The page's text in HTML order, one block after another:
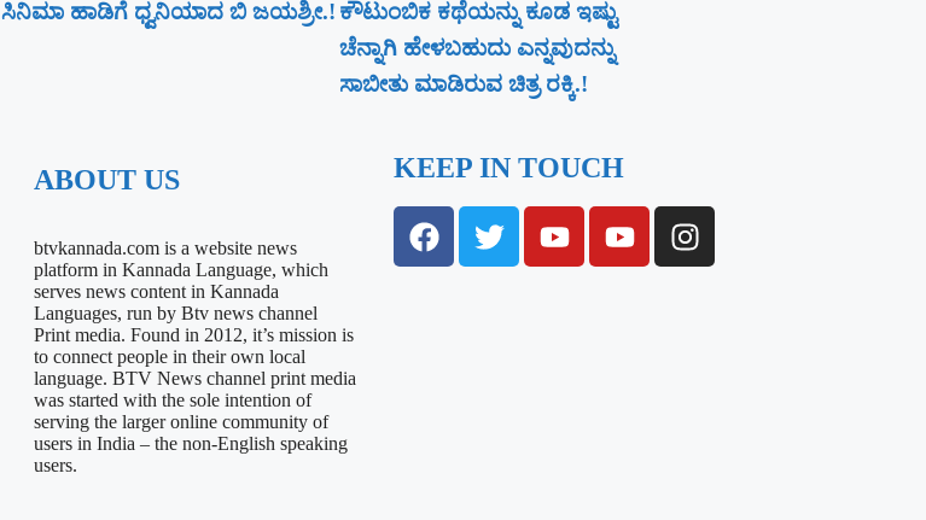
ಸಿನಿಮಾ ಹಾಡಿಗೆ ಧ್ವನಿಯಾದ ಬಿ ಜಯಶ್ರೀ.! ಕೌಟುಂಬಿಕ ಕಥೆಯನ್ನು ಕೂಡ ಇಷ್ಟು
ಚೆನ್ನಾಗಿ ಹೇಳಬಹುದು ಎನ್ನವುದನ್ನು
ಸಾಬೀತು ಮಾಡಿರುವ ಚಿತ್ರ ರಕ್ಕಿ.!
ABOUT US
btvkannada.com is a website news
platform in Kannada Language, which
serves news content in Kannada
Languages, run by Btv news channel
Print media. Found in 2012, it’s mission is
to connect people in their own local
language. BTV News channel print media
was started with the sole intention of
serving the larger online community of
users in India – the non-English speaking
users.
KEEP IN TOUCH